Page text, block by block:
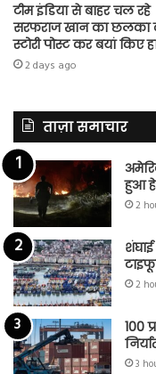
टीम इंडिया से बाहर चल रहे
सरफराज खान का छलका
स्टोरी पोस्ट कर बयां किए
2 days ago
ताज़ा समाचार
हुआ
2
2
100
3